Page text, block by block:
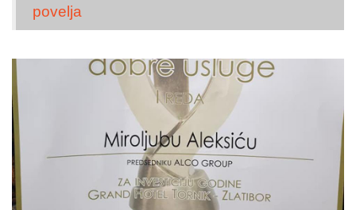
povelja